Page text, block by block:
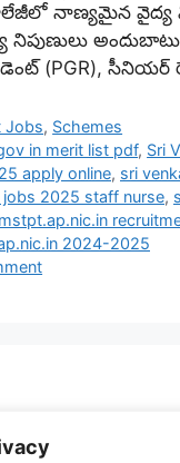
నాణ్యమైన వైద్య
(PGR), సీనియర్
Jobs, Schemes
in merit list pdf, Sri
apply online, sri
jobs 2025 staff nurse,
2024-2025